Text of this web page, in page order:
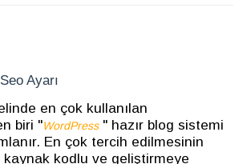
Ayarı
en çok kullanılan
biri "WordPress " hazır blog sistemi
En çok tercih edilmesinin
kaynak kodlu ve geliştirmeye